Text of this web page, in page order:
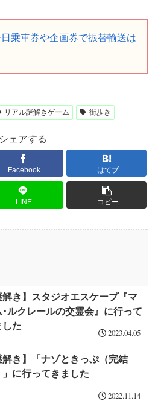
乗車券や企画券で振替輸送は
リアル謎解きゲーム 街歩き
シェアする
Facebook はてブ
LINE コピー
解き】スタジオエスケープ『マ
･ルクレールの交霊会』に行って
した
2023.04.05
解き】「ナゾときっぷ（完結
」に行ってきました
2022.11.14